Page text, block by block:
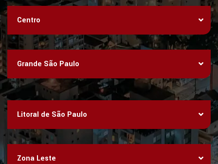
Centro
Grande São Paulo
Litoral de São Paulo
Zona Leste